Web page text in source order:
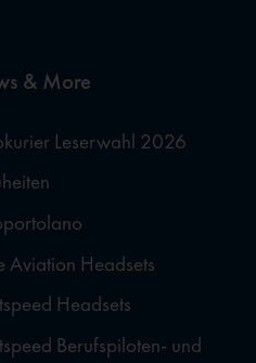
& More
Leserwahl 2026
Aviation Headsets
Headsets
Berufspiloten- und